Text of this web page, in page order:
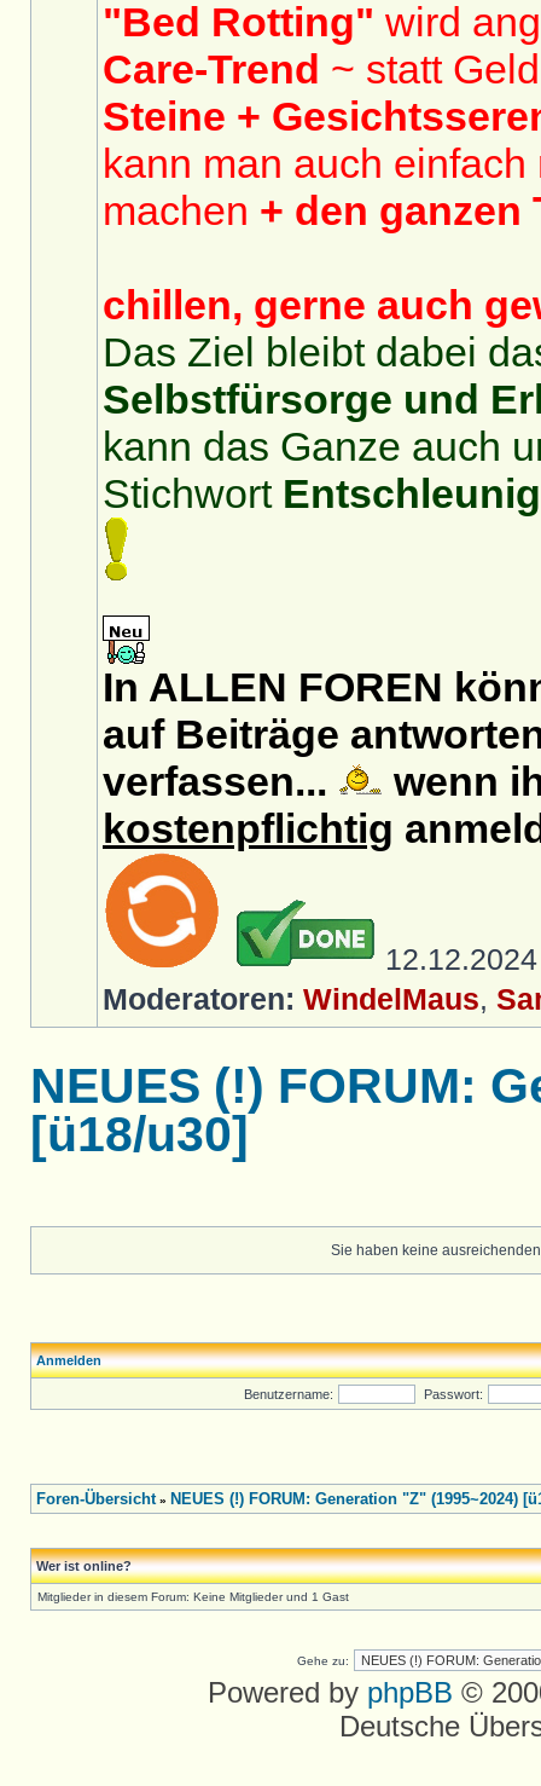
"Bed Rotting" wird
Care-Trend ~ statt
Steine +
kann man auch
machen + den ganzen
chillen, gerne auch
Das Ziel bleibt dabei
Selbstfürsorge und
kann das Ganze auch
Stichwort
In ALLEN FOREN
auf Beiträge
verfassen...
wenn
kostenpflichtig
Moderatoren: WindelMaus,
NEUES (!) FORUM:
[ü18/u30]
Sie haben keine
Anmelden
Benutzername: Passwort:
Foren-Übersicht» NEUES (!) FORUM: Generation "Z" (1995~2024)
Wer ist online?
Mitglieder in diesem Forum: Keine Mitglieder und 1 Gast
Gehe zu:
Powered by phpBB ©
Deutsche